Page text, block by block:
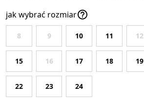
jak wybrać rozmiar
8 9 10 11 12
15 16 17 18 19
22 23 24